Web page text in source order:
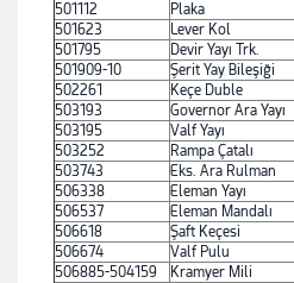
501112
Plaka
501623
Lever Kol
501795
Devir Yayı Trk.
501909-10
Şerit Yay Bileşiği
502261
Keçe Duble
503193
Governor Ara Yayı
503195
Valf Yayı
503252
Rampa Çatalı
503743
Eks. Ara Rulman
506338
Eleman Yayı
506537
Eleman Mandalı
506618
Şaft Keçesi
506674
Valf Pulu
506885-504159
Kramyer Mili